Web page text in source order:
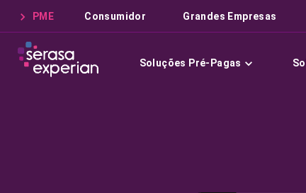
PME Consumidor Grandes Empresas
Soluções Pré-Pagas